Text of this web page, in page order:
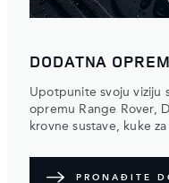
DODATNA
Upotpunite svoju viziju
opremu Range Rover,
krovne sustave, kuke
PRONAĐITE